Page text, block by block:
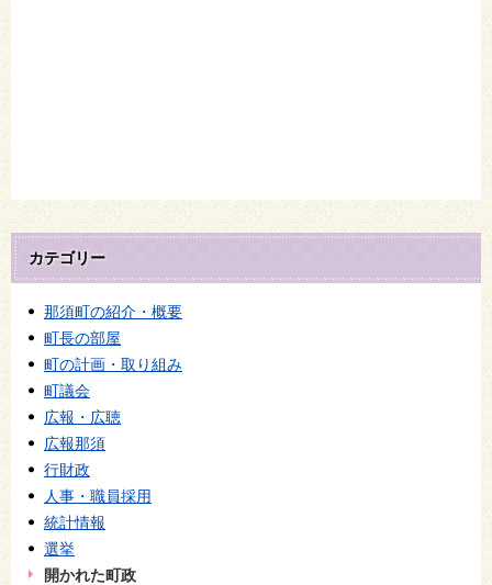
カテゴリー
那須町の紹介・概要
町長の部屋
町の計画・取り組み
町議会
広報・広聴
広報那須
行財政
人事・職員採用
統計情報
選挙
開かれた町政